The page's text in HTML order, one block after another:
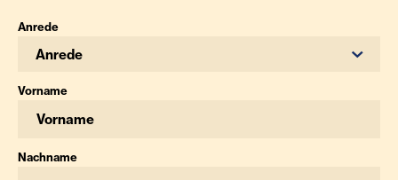
Anrede
Anrede
Vorname
Nachname